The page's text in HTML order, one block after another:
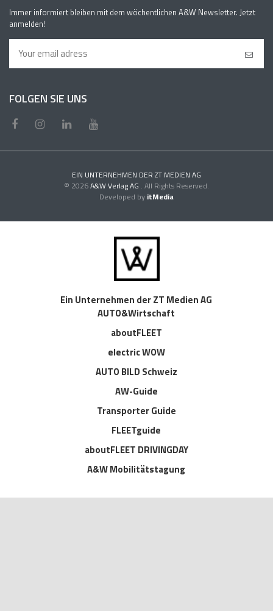
Immer informiert bleiben mit dem wöchentlichen A&W Newsletter. Jetzt
anmelden!
FOLGEN SIE UNS
EIN UNTERNEHMEN DER ZT MEDIEN AG
© 2026A&W Verlag AG . All Rights Reserved.
Developed by itMedia
Ein Unternehmen der ZT Medien AG
AUTO&Wirtschaft
aboutFLEET
electric WOW
AUTO BILD Schweiz
AW-Guide
Transporter Guide
FLEETguide
aboutFLEET DRIVINGDAY
A&W Mobilitätstagung